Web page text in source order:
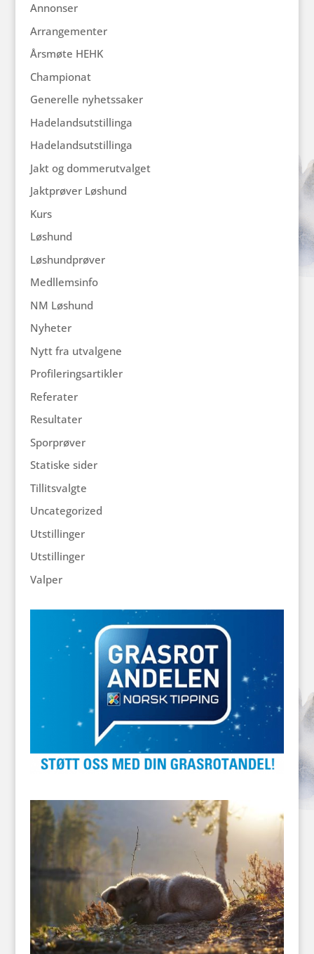
Annonser
Arrangementer
Årsmøte HEHK
Championat
Generelle nyhetssaker
Hadelandsutstillinga
Hadelandsutstillinga
Jakt og dommerutvalget
Jaktprøver Løshund
Kurs
Løshund
Løshundprøver
Medllemsinfo
NM Løshund
Nyheter
Nytt fra utvalgene
Profileringsartikler
Referater
Resultater
Sporprøver
Statiske sider
Tillitsvalgte
Uncategorized
Utstillinger
Utstillinger
Valper